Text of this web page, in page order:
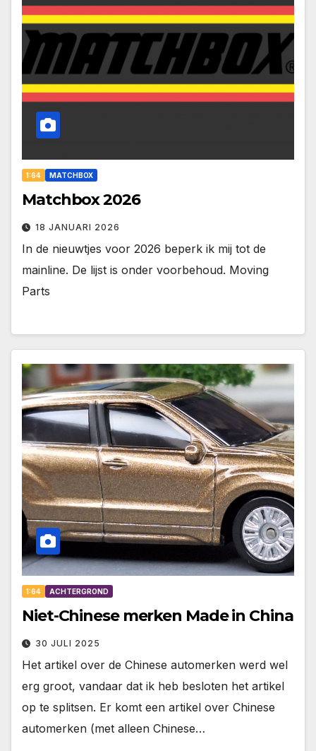
1:64 MATCHBOX
Matchbox 2026
18 JANUARI 2026
In de nieuwtjes voor 2026 beperk ik mij tot de
mainline. De lijst is onder voorbehoud. Moving
Parts
1:64 ACHTERGROND
Niet-Chinese merken Made in China
30 JULI 2025
Het artikel over de Chinese automerken werd wel
erg groot, vandaar dat ik heb besloten het artikel
op te splitsen. Er komt een artikel over Chinese
automerken (met alleen Chinese…